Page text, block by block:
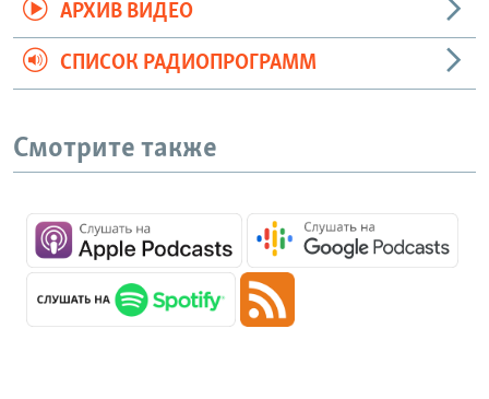
АРХИВ ВИДЕО
СПИСОК РАДИОПРОГРАММ
Смотрите также